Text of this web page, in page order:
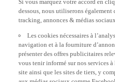
dessous, nous utiliserons également
tracking, annonces & médias sociaux
navigation et à la fourniture
présenter des offres publicitaires
vous tenir informé sur nos services à
site ainsi que les sites de tiers, y
aux médias sociaux comme